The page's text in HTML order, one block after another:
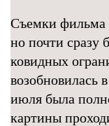
Съемки фильма
но почти сразу
ковидных
возобновилась
июля была
картины